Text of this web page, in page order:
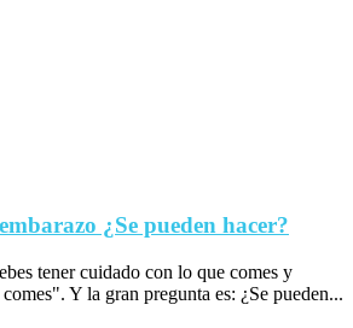
¿Se pueden hacer?
tener cuidado con lo que comes y
Y la gran pregunta es: ¿Se pueden...